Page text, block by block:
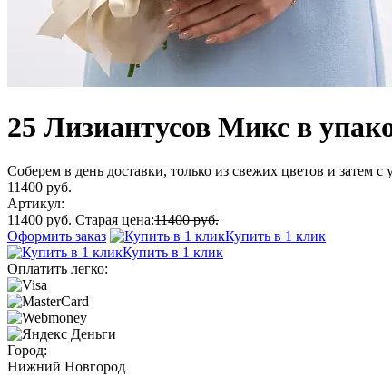
25 Лизиантусов Микс в
Соберем в день доставки, только из свежих цветов и затем
11400 руб.
Артикул:
11400 руб. Старая цена:11400 руб.
Оформить заказ
Купить в 1 клик
Купить в 1 клик
Оплатить легко:
Город:
Нижний Новгород